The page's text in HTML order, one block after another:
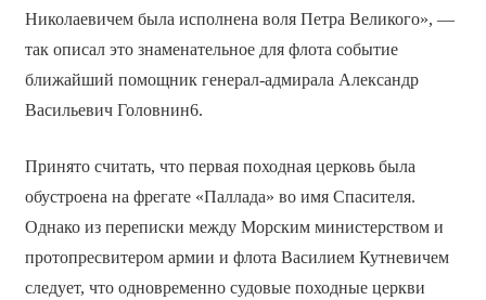
Николаевичем была исполнена воля Петра Великого», —
так описал это знаменательное для флота событие
ближайший помощник генерал-адмирала Александр
Васильевич Головнин6.
Принято считать, что первая походная церковь была
обустроена на фрегате «Паллада» во имя Спасителя.
Однако из переписки между Морским министерством и
протопресвитером армии и флота Василием Кутневичем
следует, что одновременно судовые походные церкви